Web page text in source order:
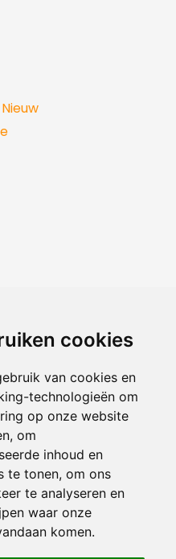
cookies
van cookies en
technologieën om
op onze website
om
inhoud en
te tonen, om ons
te analyseren en
waar onze
komen.
Tirol.eu
|Herroepingsrecht
|Informatie Beoordelingen